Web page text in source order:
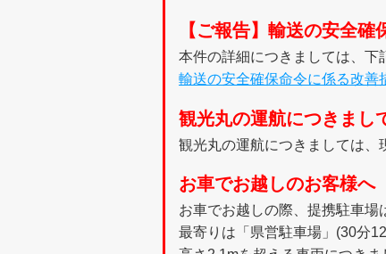
【ご報告】輸送の安全
本件の詳細につきましては、下
輸送の安全確保命令に係る改善
観光丸の運航につきまし
観光丸の運航につきましては、
お車でお越しのお客様へ
お車でお越しの際、提携駐車場
最寄りは「県営駐車場」(30分